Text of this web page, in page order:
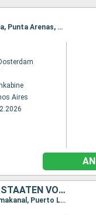
Reiseroute : Buenos Aires, Montevideo, Punta del Este, Puerto Madryn, Port Stanley, Ushuaia, Punta Arenas, Puerto Chacabuco, Puerto Montt, San antonio Chili
Aires
CHILE, PERU, PANAMA, COSTA RICA, KOLUMBIEN, MEXIKO, VEREINIGTE STAATEN VON AMERIKA
Reiseroute : San antonio Chili, Coquimbo, Iquique, Arica, Pisco, Callao, Fuerte amador, Panamakanal, Puerto Limon, San Andrés Island, Cozumel, Miami